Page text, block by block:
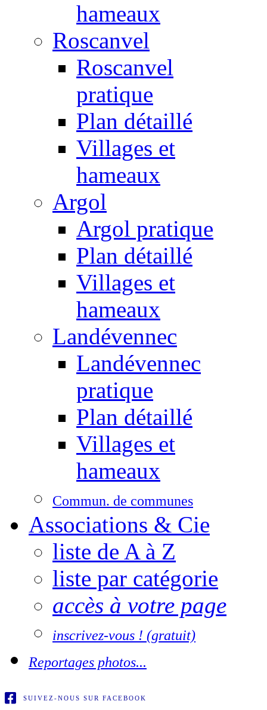
hameaux
Roscanvel
Roscanvel
pratique
Plan détaillé
Villages et
hameaux
Argol
Argol pratique
Plan détaillé
Villages et
hameaux
Landévennec
Landévennec
pratique
Plan détaillé
Villages et
hameaux
Commun. de communes
Associations & Cie
liste de A à Z
liste par catégorie
accès à votre page
inscrivez-vous ! (gratuit)
Reportages photos...
SUIVEZ-NOUS SUR FACEBOOK